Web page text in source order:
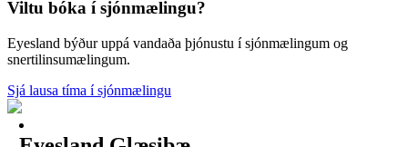
Viltu bóka í sjónmælingu?
Eyesland býður uppá vandaða þjónustu í sjónmælingum og
snertilinsumælingum.
Sjá lausa tíma í sjónmælingu